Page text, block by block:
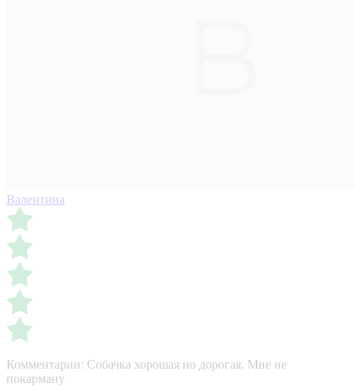
Валентина
Комментарии: Собачка хорошая но дорогая. Мне не
покарману